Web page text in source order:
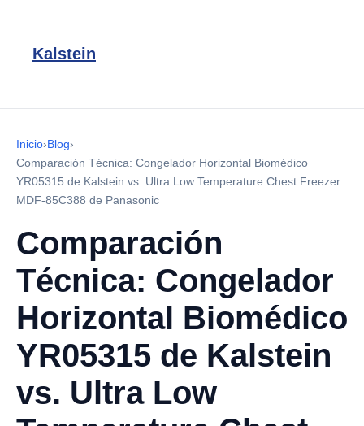
Kalstein
Inicio›Blog›
Comparación Técnica: Congelador Horizontal Biomédico
YR05315 de Kalstein vs. Ultra Low Temperature Chest Freezer
MDF-85C388 de Panasonic
Comparación
Técnica: Congelador
Horizontal Biomédico
YR05315 de Kalstein
vs. Ultra Low